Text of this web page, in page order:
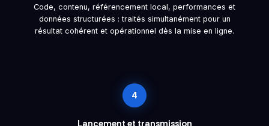
Code, contenu, référencement local, performances et
données structurées : traités simultanément pour un
résultat cohérent et opérationnel dès la mise en ligne.
4
Lancement et transmission